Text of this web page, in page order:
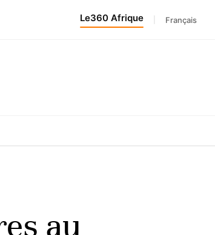
Le360 Afrique Français
au